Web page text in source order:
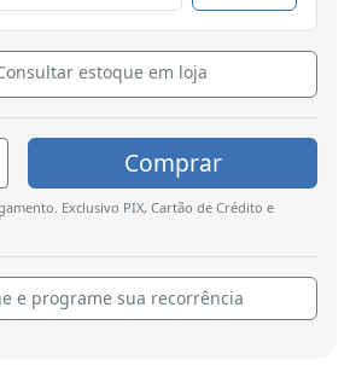
estoque em loja
Comprar
Exclusivo PIX, Cartão de Crédito e
e programe sua recorrência